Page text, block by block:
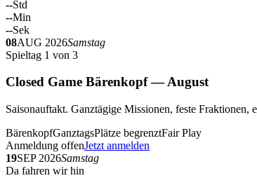
--Std
--Min
--Sek
08AUG 2026Samstag
Spieltag 1 von 3
Closed Game Bärenkopf — August
Saisonauftakt. Ganztägige Missionen, feste
BärenkopfGanztagsPlätze begrenztFair Play
Anmeldung offenJetzt anmelden
19SEP 2026Samstag
Da fahren wir hin